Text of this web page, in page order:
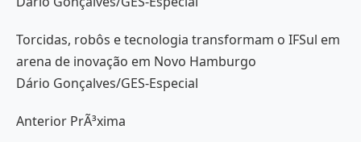
Torcidas, robôs e tecnologia transformam o IFSul em
arena de inovação em Novo Hamburgo
Dário Gonçalves/GES-Especial
Anterior PrÃ³xima